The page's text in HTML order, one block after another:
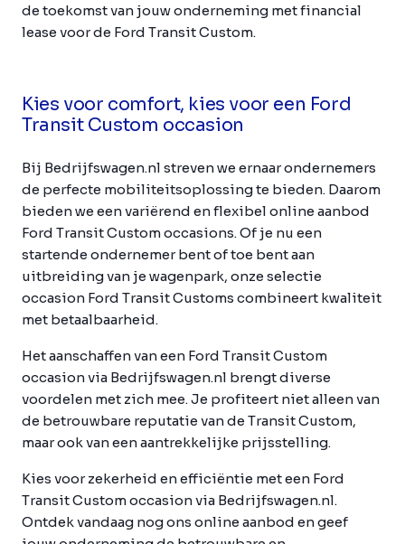
de toekomst van jouw onderneming met financial
lease voor de Ford Transit Custom.
Kies voor comfort, kies voor een Ford
Transit Custom occasion
Bij Bedrijfswagen.nl streven we ernaar ondernemers
de perfecte mobiliteitsoplossing te bieden. Daarom
bieden we een variërend en flexibel online aanbod
Ford Transit Custom occasions. Of je nu een
startende ondernemer bent of toe bent aan
uitbreiding van je wagenpark, onze selectie
occasion Ford Transit Customs combineert kwaliteit
met betaalbaarheid.
Het aanschaffen van een Ford Transit Custom
occasion via Bedrijfswagen.nl brengt diverse
voordelen met zich mee. Je profiteert niet alleen van
de betrouwbare reputatie van de Transit Custom,
maar ook van een aantrekkelijke prijsstelling.
Kies voor zekerheid en efficiëntie met een Ford
Transit Custom occasion via Bedrijfswagen.nl.
Ontdek vandaag nog ons online aanbod en geef